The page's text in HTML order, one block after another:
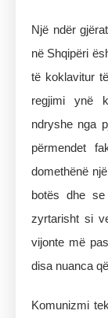
Një ndër
në Shqipëri
të koklavitur
regjimi ynë
ndryshe nga
përmendet
domethënë
botës dhe
zyrtarisht si
vijonte më
disa nuanca
Komunizmi